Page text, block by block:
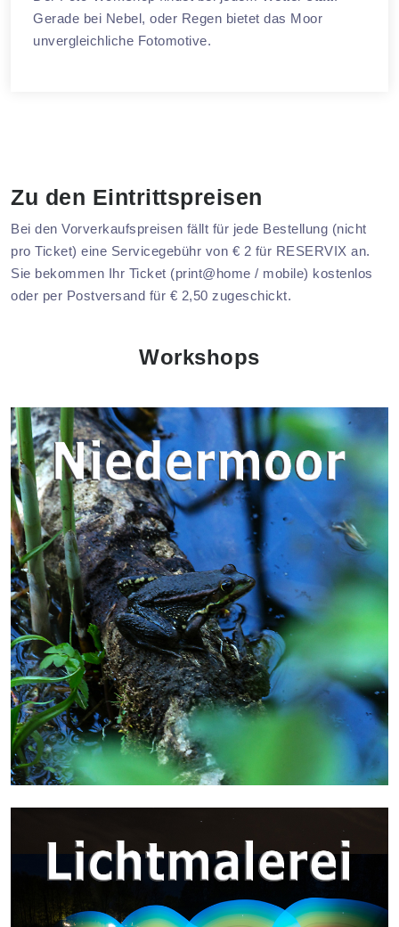
Gerade bei Nebel, oder Regen bietet das Moor
unvergleichliche Fotomotive.
Zu den Eintrittspreisen
Bei den Vorverkaufspreisen fällt für jede Bestellung (nicht
pro Ticket) eine Servicegebühr von € 2 für RESERVIX an.
Sie bekommen Ihr Ticket (print@home / mobile) kostenlos
oder per Postversand für € 2,50 zugeschickt.
Workshops